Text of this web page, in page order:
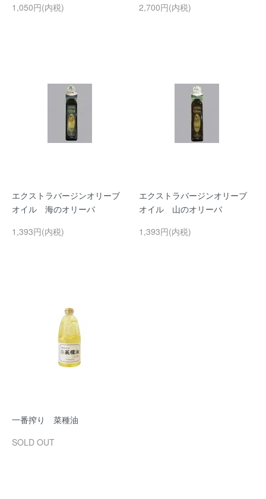
1,050円(内税)
2,700円(内税)
エクストラバージンオリーブ
オイル 海のオリーバ
1,393円(内税)
エクストラバージンオリーブ
オイル 山のオリーバ
1,393円(内税)
一番搾り 菜種油
SOLD OUT